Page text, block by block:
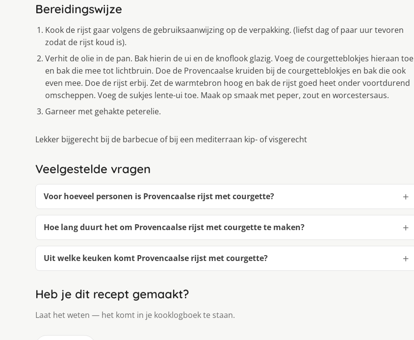
Bereidingswijze
Kook de rijst gaar volgens de gebruiksaanwijzing op de verpakking. (liefst dag of paar uur tevoren
zodat de rijst koud is).
Verhit de olie in de pan. Bak hierin de ui en de knoflook glazig. Voeg de courgetteblokjes hieraan toe
en bak die mee tot lichtbruin. Doe de Provencaalse kruiden bij de courgetteblokjes en bak die ook
even mee. Doe de rijst erbij. Zet de warmtebron hoog en bak de rijst goed heet onder voortdurend
omscheppen. Voeg de sukjes lente-ui toe. Maak op smaak met peper, zout en worcestersaus.
Garneer met gehakte peterelie.
Lekker bijgerecht bij de barbecue of bij een mediterraan kip- of visgerecht
Veelgestelde vragen
Voor hoeveel personen is Provencaalse rijst met courgette?
Hoe lang duurt het om Provencaalse rijst met courgette te maken?
Uit welke keuken komt Provencaalse rijst met courgette?
Heb je dit recept gemaakt?
Laat het weten — het komt in je kooklogboek te staan.